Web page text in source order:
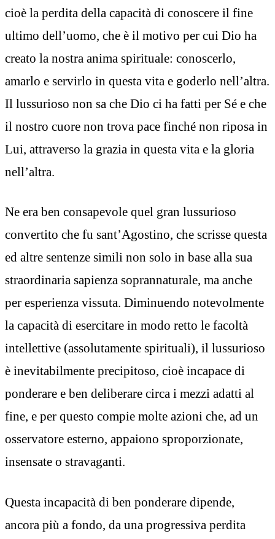
cioè la perdita della capacità di conoscere il fine
ultimo dell’uomo, che è il motivo per cui Dio ha
creato la nostra anima spirituale: conoscerlo,
amarlo e servirlo in questa vita e goderlo nell’altra.
Il lussurioso non sa che Dio ci ha fatti per Sé e che
il nostro cuore non trova pace finché non riposa in
Lui, attraverso la grazia in questa vita e la gloria
nell’altra.
Ne era ben consapevole quel gran lussurioso
convertito che fu sant’Agostino, che scrisse questa
ed altre sentenze simili non solo in base alla sua
straordinaria sapienza soprannaturale, ma anche
per esperienza vissuta. Diminuendo notevolmente
la capacità di esercitare in modo retto le facoltà
intellettive (assolutamente spirituali), il lussurioso
è inevitabilmente precipitoso, cioè incapace di
ponderare e ben deliberare circa i mezzi adatti al
fine, e per questo compie molte azioni che, ad un
osservatore esterno, appaiono sproporzionate,
insensate o stravaganti.
Questa incapacità di ben ponderare dipende,
ancora più a fondo, da una progressiva perdita